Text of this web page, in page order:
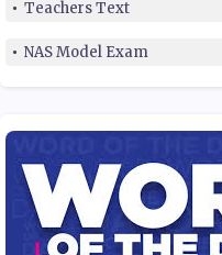
Teachers Text
NAS Model Exam